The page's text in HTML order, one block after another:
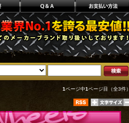
1ページ中1ページ目（全3件）